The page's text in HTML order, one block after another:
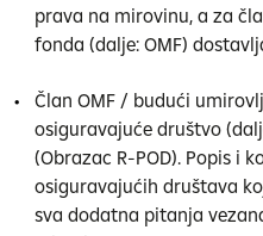
prava na mirovinu, a za
fonda (dalje: OMF)
Član OMF / budući
osiguravajuće društvo
(Obrazac R-POD). Popis i
osiguravajućih društava
sva dodatna pitanja